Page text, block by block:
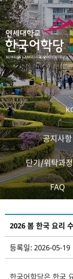
공지사항
단기/위탁과
FAQ
2026 봄 한국 요리
등록일: 2026-05-
한국어학당은 한국